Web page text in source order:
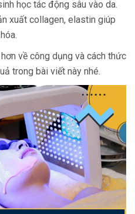
học tác động sâu vào da.
xuất collagen, elastin giúp
về công dụng và cách thức
trong bài viết này nhé.